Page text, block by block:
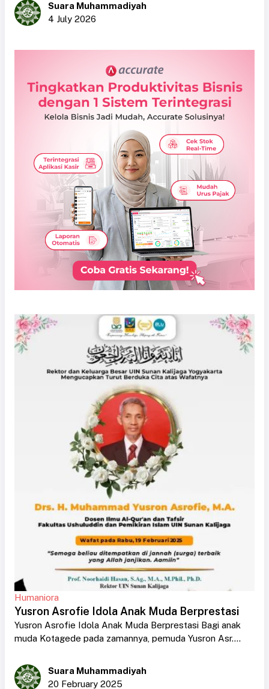
Suara Muhammadiyah
4 July 2026
Humaniora
Yusron Asrofie Idola Anak Muda Berprestasi
Yusron Asrofie Idola Anak Muda Berprestasi Bagi anak
muda Kotagede pada zamannya, pemuda Yusron Asr....
Suara Muhammadiyah
20 February 2025